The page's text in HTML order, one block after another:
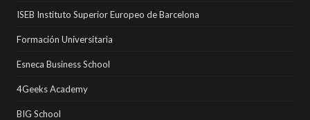
ISEB Instituto Superior Europeo de Barcelona
Formación Universitaria
Esneca Business School
4Geeks Academy
BIG School